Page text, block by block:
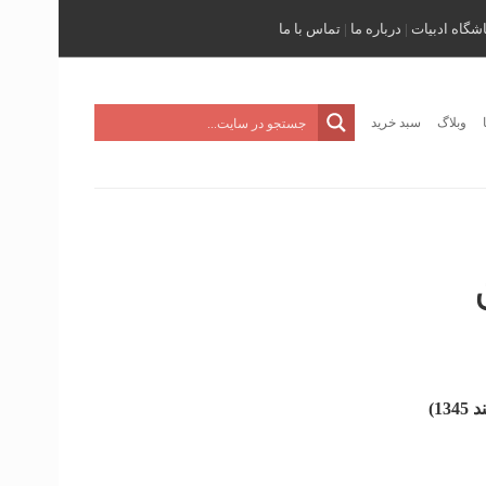
ادبیات | درباره ما |تماس با ما
وبلاگ سبد خرید